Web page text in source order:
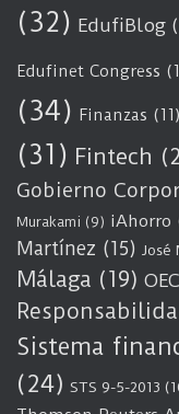
(32) EdufiBlog
Edufinet Congress
(34) Finanzas (11)
(31) Fintech
Gobierno
Murakami (9) iAhorro
Martínez (15)
Málaga (19)
Sistema
(24) STS 9-5-2013